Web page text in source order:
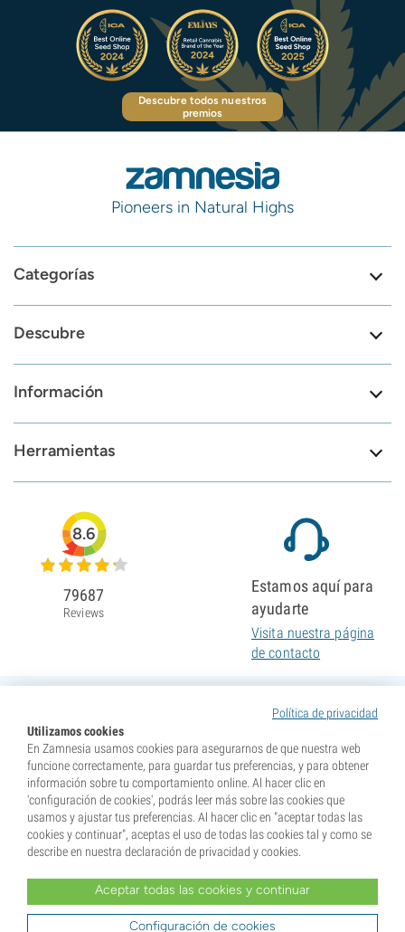
Descubre todos nuestros
premios
Pioneers in Natural Highs
Categorías
Descubre
Información
Herramientas
Política de privacidad
Utilizamos cookies
En Zamnesia usamos cookies para asegurarnos de que nuestra web
funcione correctamente, para guardar tus preferencias, y para obtener
información sobre tu comportamiento online. Al hacer clic en
'configuración de cookies', podrás leer más sobre las cookies que
usamos y ajustar tus preferencias. Al hacer clic en "aceptar todas las
cookies y continuar", aceptas el uso de todas las cookies tal y como se
describe en nuestra declaración de privacidad y cookies.
Aceptar todas las cookies y continuar
Configuración de cookies
8.6
79687
Reviews
Estamos aquí para
ayudarte
Visita nuestra página
de contacto
* Nuestras semillas se venden como suvenires. La germinación de semillas es ilegal en muchos
tu lugar de residencia y que conoces las normativas locales. También eximes de toda responsabilidad a